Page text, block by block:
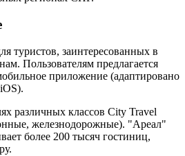
туристов, заинтересованных в
Пользователям предлагается
приложение (адаптировано
различных классов City Travel
железнодорожные). "Ареал"
более 200 тысяч гостиниц,